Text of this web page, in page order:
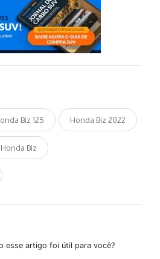
Biz 125 Honda Biz 2022
Biz
esse artigo foi útil para você?